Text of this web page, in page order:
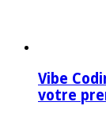
Vibe
votre